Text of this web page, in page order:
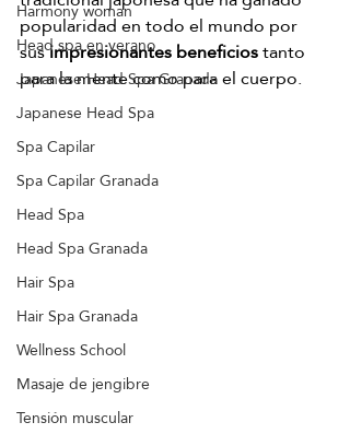
Harmony woman
Head spa en verano
Japanese Head Spa Granada
Japanese Head Spa
Spa Capilar
Spa Capilar Granada
Head Spa
Head Spa Granada
Hair Spa
Hair Spa Granada
Wellness School
Masaje de jengibre
Tensión muscular
popularidad en todo el mundo por
sus impresionantes beneficios tanto
para la mente como para el cuerpo.